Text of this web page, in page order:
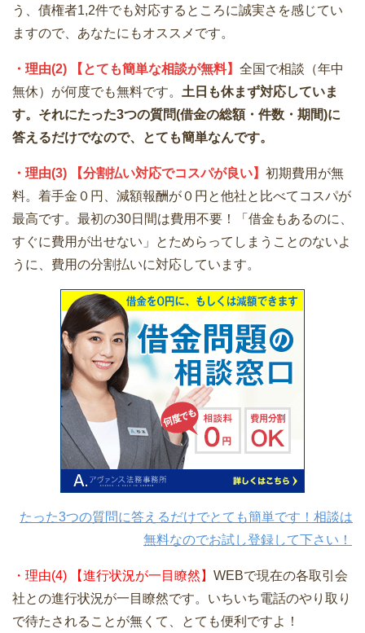
う、債権者1,2件でも対応するところに誠実さを感じてい
ますので、あなたにもオススメです。
・理由(2) 【とても簡単な相談が無料】 全国で相談（年中
無休）が何度でも無料です。 土日も休まず対応していま
す。それにたった3つの質問(借金の総額・件数・期間)に
答えるだけでなので、とても簡単なんです。
・理由(3) 【分割払い対応でコスパが良い】 初期費用が無
料。着手金０円、減額報酬が０円と他社と比べてコスパが
最高です。最初の30日間は費用不要！「借金もあるのに、
すぐに費用が出せない」とためらってしまうことのないよ
うに、費用の分割払いに対応しています。
たった3つの質問に答えるだけでとても簡単です！相談は
無料なのでお試し登録して下さい！
・理由(4) 【進行状況が一目瞭然】 WEBで現在の各取引会
社との進行状況が一目瞭然です。いちいち電話のやり取り
で待たされることが無くて、とても便利ですよ！